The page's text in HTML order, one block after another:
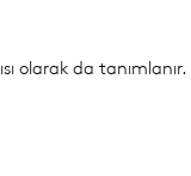
olarak da tanımlanır.